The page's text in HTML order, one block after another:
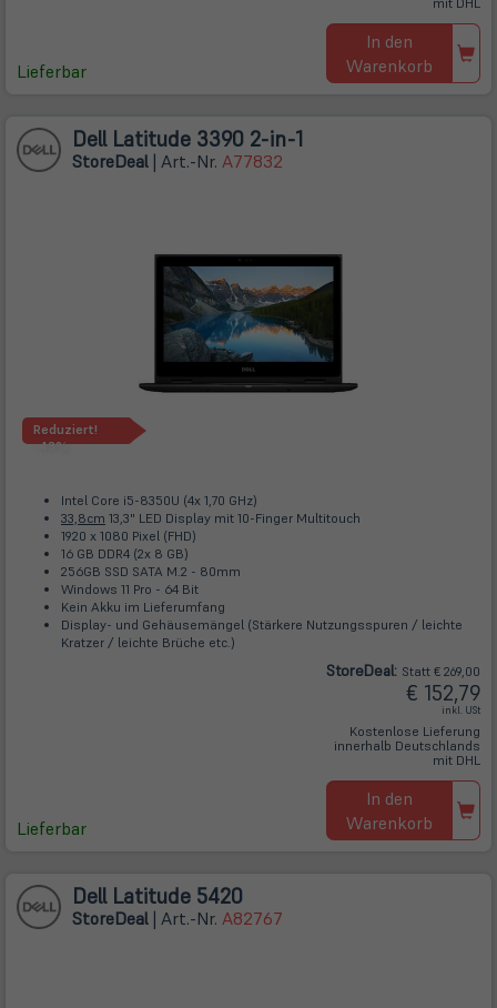
Lieferbar
In den
Warenkorb
Dell Latitude 3390 2-in-1
StoreDeal | Art.-Nr. A77832
Reduziert!
-43%
Intel Core i5-8350U (4x 1,70 GHz)
33,8cm 13,3" LED Display mit 10-Finger Multitouch
1920 x 1080 Pixel (FHD)
16 GB DDR4 (2x 8 GB)
256GB SSD SATA M.2 - 80mm
Windows 11 Pro - 64 Bit
Kein Akku im Lieferumfang
Display- und Gehäusemängel (Stärkere Nutzungsspuren / leichte
Kratzer / leichte Brüche etc.)
Lieferbar
StoreDeal: Statt € 269,00
€ 152,79
inkl. USt
Kostenlose Lieferung
innerhalb Deutschlands
mit DHL
In den
Warenkorb
Dell Latitude 5420
StoreDeal | Art.-Nr. A82767